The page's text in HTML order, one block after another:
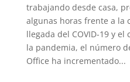
trabajando desde casa,
algunas horas frente a la
llegada del COVID-19 y
la pandemia, el número
Office ha incrementado...